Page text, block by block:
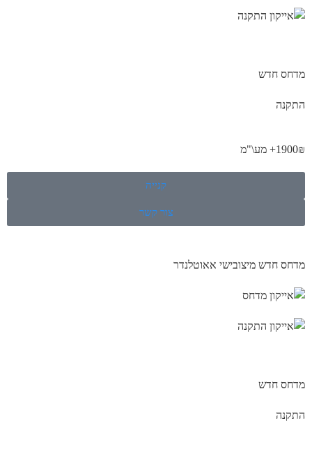
מדחס חדש
התקנה
1900₪+ מע\"מ
קנייה
צור קשר
מדחס חדש מיצובישי אאוטלנדר
מדחס חדש
התקנה